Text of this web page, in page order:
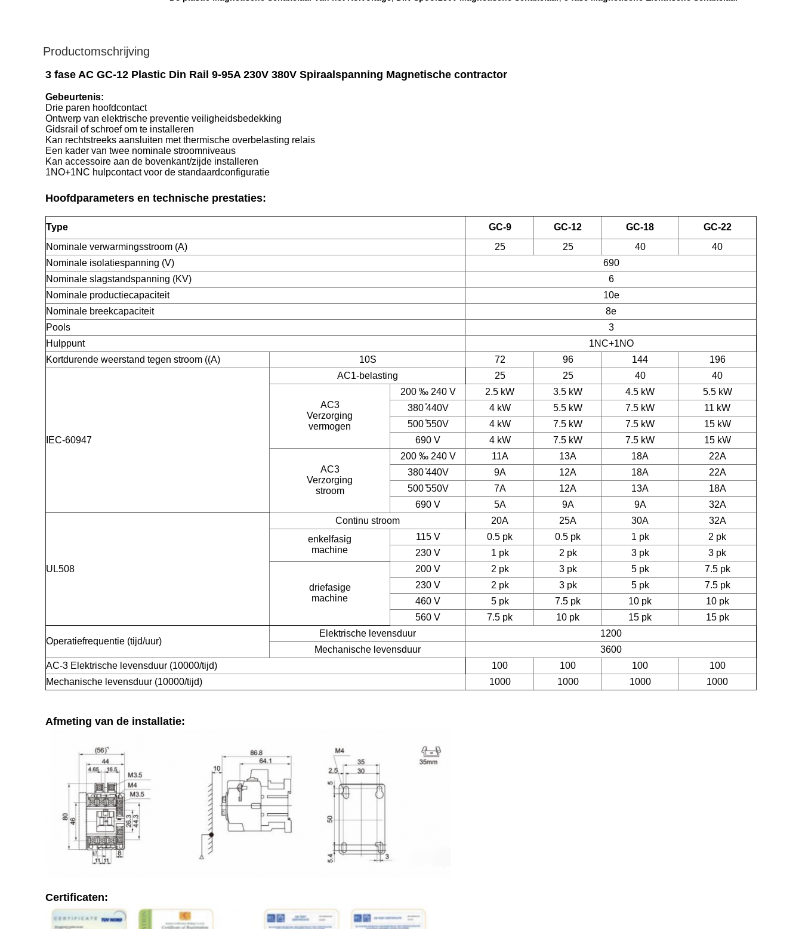
Productomschrijving
3 fase AC GC-12 Plastic Din Rail 9-95A 230V 380V Spiraalspanning Magnetische contractor
Gebeurtenis:
Drie paren hoofdcontact
Ontwerp van elektrische preventie veiligheidsbedekking
Gidsrail of schroef om te installeren
Kan rechtstreeks aansluiten met thermische overbelasting relais
Een kader van twee nominale stroomniveaus
Kan accessoire aan de bovenkant/zijde installeren
1NO+1NC hulpcontact voor de standaardconfiguratie
Hoofdparameters en technische prestaties:
Type GC-9 GC-12 GC-18
GC-22
Nominale verwarmingsstroom (A)
25 25 40
40
Nominale isolatiespanning (V)
690
Nominale slagstandspanning (KV)
6
Nominale productiecapaciteit
10e
Nominale breekcapaciteit
8e
Pools
3
Hulppunt
1NC+1NO
Kortdurende weerstand tegen stroom ((A)
10S 72 96 144 196
IEC-60947
AC1-belasting 25 25 40 40
AC3
Verzorging
vermogen
200 ‰ 240 V 2.5 kW 3.5 kW 4.5 kW
5.5 kW
380 ̊440V
4 kW 5.5 kW 7.5 kW
11 kW
500 ̊550V
4 kW 7.5 kW 7.5 kW
15 kW
690 V
4 kW 7.5 kW 7.5 kW 15 kW
AC3
Verzorging
stroom
200 ‰ 240 V 11A 13A 18A
22A
380 ̊440V
9A 12A 18A
22A
500 ̊550V
7A 12A 13A
18A
690 V
5A 9A 9A 32A
UL508
Continu stroom 20A 25A 30A
32A
enkelfasig
machine
115 V 0.5 pk 0.5 pk 1 pk
2 pk
230 V
1 pk 2 pk 3 pk 3 pk
driefasige
machine
200 V 2 pk 3 pk 5 pk
7.5 pk
230 V
2 pk 3 pk 5 pk
7.5 pk
460 V
5 pk 7.5 pk 10 pk
10 pk
560 V
7.5 pk 10 pk 15 pk 15 pk
Operatiefrequentie (tijd/uur)
Elektrische levensduur
1200
Mechanische levensduur
3600
AC-3 Elektrische levensduur (10000/tijd)
100 100 100
100
Mechanische levensduur (10000/tijd)
1000 1000 1000 1000
Afmeting van de installatie:
Certificaten: